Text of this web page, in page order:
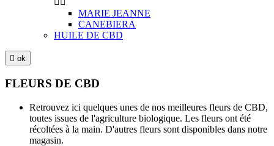
MARIE JEANNE
CANEBIERA
HUILE DE CBD
 ok
FLEURS DE CBD
Retrouvez ici quelques unes de nos meilleures fleurs de CBD,
toutes issues de l'agriculture biologique. Les fleurs ont été
récoltées à la main. D'autres fleurs sont disponibles dans notre
magasin.